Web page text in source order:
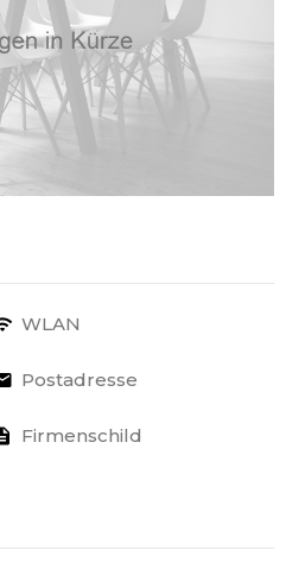
WLAN
Postadresse
Firmenschild